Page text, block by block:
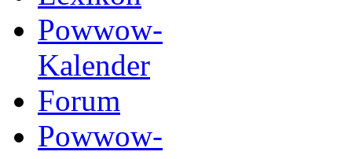
Powwow-
Kalender
Forum
Powwow-